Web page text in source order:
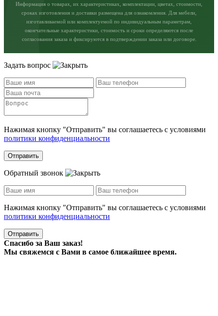
Информация о товарах, их характеристиках, комплектации, цветах, стоимости,
сроках изготовления и доставки размещена для ознакомления. Для мебели,
изготавливаемой или комплектуемой по индивидуальным параметрам,
окончательные характеристики, стоимость и сроки определяются после
согласования заказа и фиксируются в подтверждении заказа или договоре.
Задать вопрос
Нажимая кнопку "Отправить" вы соглашаетесь с условиями
политики конфиденциальности
Отправить
Обратный звонок
Нажимая кнопку "Отправить" вы соглашаетесь с условиями
политики конфиденциальности
Отправить
Спасибо за Ваш заказ!
Мы свяжемся с Вами в самое ближайшее время.